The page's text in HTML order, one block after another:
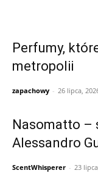
Perfumy,
metropolii
zapachowy - 26 lipca,
Nasomatto –
Alessandro
ScentWhisperer - 23